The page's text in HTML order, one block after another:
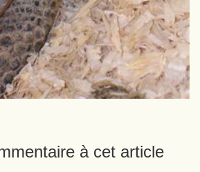
à cet article